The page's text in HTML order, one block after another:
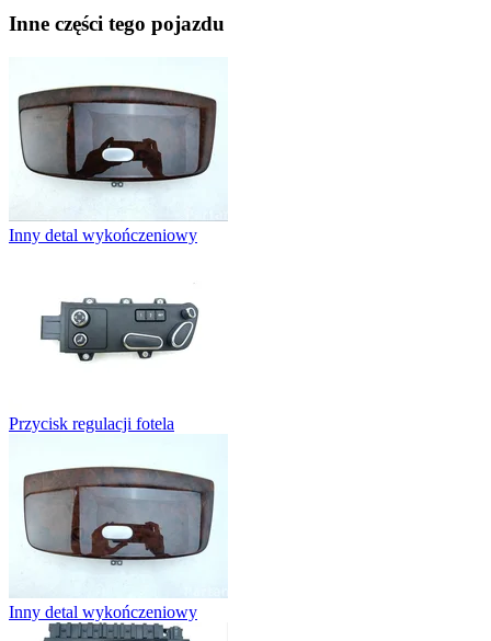
Inne części tego pojazdu
Inny detal wykończeniowy
Przycisk regulacji fotela
Inny detal wykończeniowy